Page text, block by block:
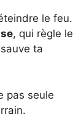
le feu.
, qui règle le
ta
pas seule